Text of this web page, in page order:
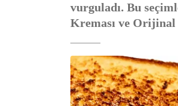
vurguladı. Bu
Kreması ve